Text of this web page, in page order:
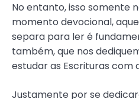
No entanto, isso somente
momento devocional,
separa para ler é
também, que nos
estudar as Escrituras com
Justamente por se